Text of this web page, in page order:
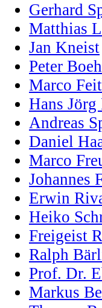
Gerhard
Matthias
Jan Kneist
Peter
Marco
Hans
Andreas
Daniel
Marco
Johannes
Erwin
Heiko
Freigeist
Ralph
Prof. Dr.
Markus